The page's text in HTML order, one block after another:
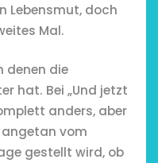
Lebensmut, doch
Mal.
denen die
hat. Bei „Und jetzt
anders, aber
vom
gestellt wird, ob